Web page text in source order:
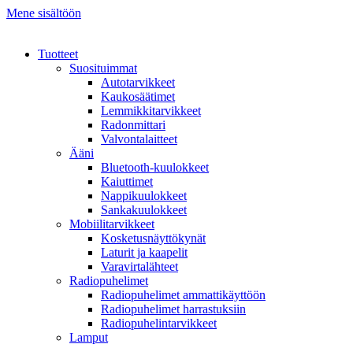
Mene sisältöön
Tuotteet
Suosituimmat
Autotarvikkeet
Kaukosäätimet
Lemmikkitarvikkeet
Radonmittari
Valvontalaitteet
Ääni
Bluetooth-kuulokkeet
Kaiuttimet
Nappikuulokkeet
Sankakuulokkeet
Mobiilitarvikkeet
Kosketusnäyttökynät
Laturit ja kaapelit
Varavirtalähteet
Radiopuhelimet
Radiopuhelimet ammattikäyttöön
Radiopuhelimet harrastuksiin
Radiopuhelintarvikkeet
Lamput